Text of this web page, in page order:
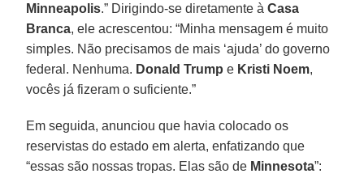
Minneapolis.” Dirigindo-se diretamente àCasa
Branca, ele acrescentou: “Minha mensagem é muito
simples. Não precisamos de mais ‘ajuda’ do governo
federal. Nenhuma. Donald Trump e Kristi Noem,
vocês já fizeram o suficiente.”
Em seguida, anunciou que havia colocado os
reservistas do estado em alerta, enfatizando que
“essas são nossas tropas. Elas são de Minnesota”: